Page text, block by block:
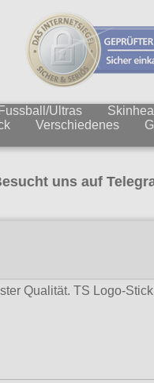
Fussball/Ultras
Verschiedenes
uns auf
Qualität. TS Logo-